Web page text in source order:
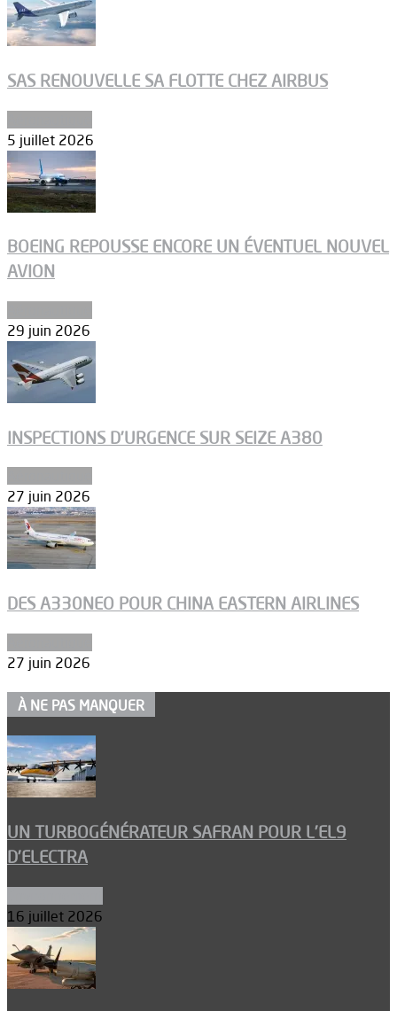
SAS RENOUVELLE SA FLOTTE CHEZ AIRBUS
5 juillet 2026
BOEING REPOUSSE ENCORE UN ÉVENTUEL NOUVEL
AVION
29 juin 2026
INSPECTIONS D’URGENCE SUR SEIZE A380
27 juin 2026
DES A330NEO POUR CHINA EASTERN AIRLINES
27 juin 2026
À NE PAS MANQUER
UN TURBOGÉNÉRATEUR SAFRAN POUR L’EL9
D’ELECTRA
16 juillet 2026